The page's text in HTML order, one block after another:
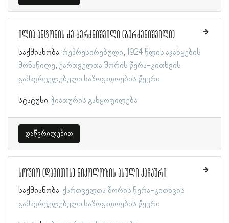
ილია ანტონის ძე ბერძნიშვილი (ბერძენიშვილი)
საქმიანობა: რეპრესირებული 1924 წლის აჯანყების
მონაწილე ქართველთა შორის წერა-კითხვის
გამავრცელებელი საზოგადოების წევრი
სტატუსი: ჭიათურის განყოფილება
დაწვრილებით
სოფიო (დავითის) ნიკოლოზის ასული კაჩაური
საქმიანობა: ქართველთა შორის წერა-კითხვის
გამავრცელებელი საზოგადოების წევრი